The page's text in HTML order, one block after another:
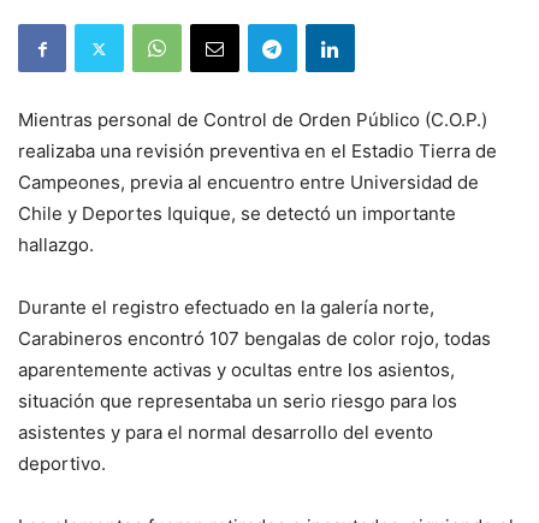
Mientras personal de Control de Orden Público (C.O.P.)
realizaba una revisión preventiva en el Estadio Tierra de
Campeones, previa al encuentro entre Universidad de
Chile y Deportes Iquique, se detectó un importante
hallazgo.
Durante el registro efectuado en la galería norte,
Carabineros encontró 107 bengalas de color rojo, todas
aparentemente activas y ocultas entre los asientos,
situación que representaba un serio riesgo para los
asistentes y para el normal desarrollo del evento
deportivo.